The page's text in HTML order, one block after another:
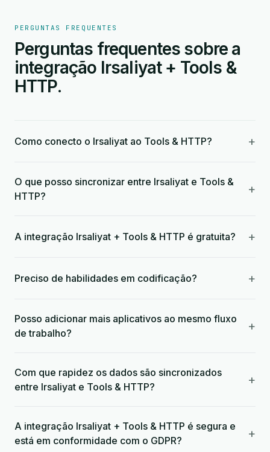
PERGUNTAS FREQUENTES
Perguntas frequentes sobre a
integração Irsaliyat + Tools &
HTTP.
Como conecto o Irsaliyat ao Tools & HTTP? +
O que posso sincronizar entre Irsaliyat e Tools &
HTTP?
+
A integração Irsaliyat + Tools & HTTP é gratuita? +
Preciso de habilidades em codificação? +
Posso adicionar mais aplicativos ao mesmo fluxo
de trabalho?
+
Com que rapidez os dados são sincronizados
entre Irsaliyat e Tools & HTTP?
+
A integração Irsaliyat + Tools & HTTP é segura e
está em conformidade com o GDPR?
+